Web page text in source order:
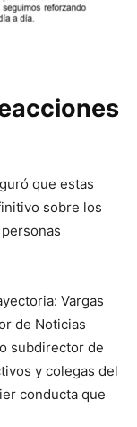
que estas
sobre los
Vargas
de Noticias
subdirector de
y colegas del
conducta que